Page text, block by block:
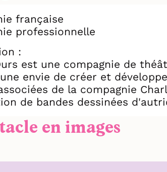
française
professionnelle
:
est une compagnie de
envie de créer et
de la compagnie
de bandes dessinées
en images